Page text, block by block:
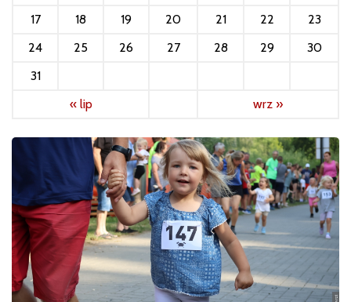
17
18 19 20 21 22
23
24
25 26 27 28 29
30
31
« lip
wrz »